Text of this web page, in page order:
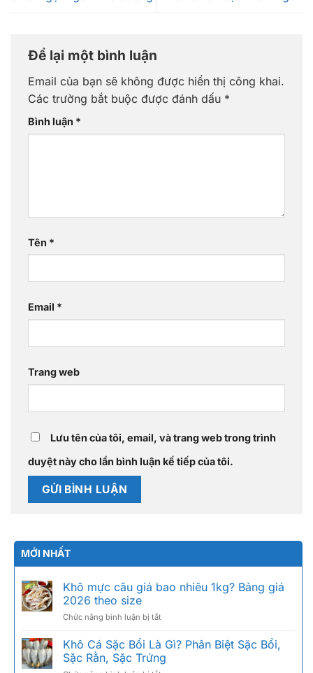
Để lại một bình luận
Email của bạn sẽ không được hiển thị công khai.
Các trường bắt buộc được đánh dấu *
Bình luận *
Tên *
Email *
Trang web
Lưu tên của tôi, email, và trang web trong trình
duyệt này cho lần bình luận kế tiếp của tôi.
MỚI NHẤT
Khô mực câu giá bao nhiêu 1kg? Bảng giá
2026 theo size
Chức năng bình luận bị tắtở
mực
câu
giá
Khô Cá Sặc Bổi Là Gì? Phân Biệt Sặc Bổi,
Sặc Rằn, Sặc Trứng